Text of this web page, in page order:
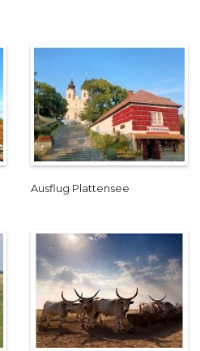
Ausflug Plattensee